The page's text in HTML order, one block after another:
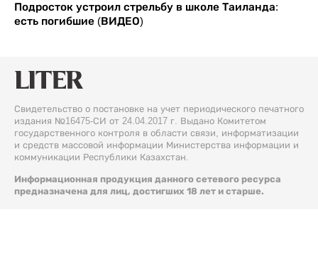
Подросток устроил стрельбу в школе Таиланда:
есть погибшие (ВИДЕО)
Свидетельство о постановке на учет периодического печатного
издания №16475-СИ от 24.04.2017 г. Выдано Комитетом
государственного контроля в области связи, информатизации
и средств массовой информации Министерства информации и
коммуникации Республики Казахстан.
Информационная продукция данного сетевого ресурса
предназначена для лиц, достигших 18 лет и старше.